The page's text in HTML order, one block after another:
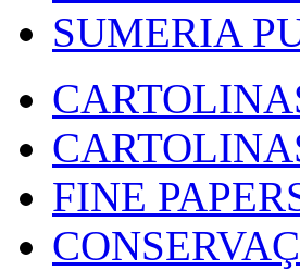
SUMERIA
FINE